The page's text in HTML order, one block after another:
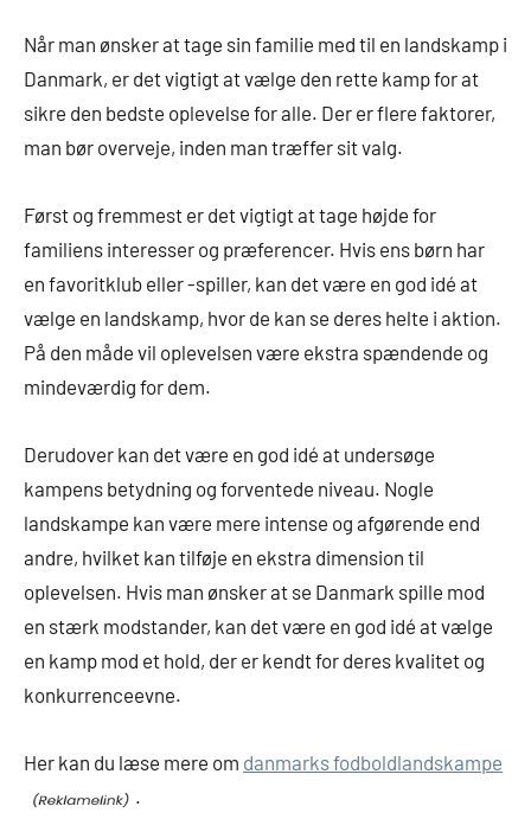
Når man ønsker at tage sin familie med til en landskamp i
Danmark, er det vigtigt at vælge den rette kamp for at
sikre den bedste oplevelse for alle. Der er flere faktorer,
man bør overveje, inden man træffer sit valg.
Først og fremmest er det vigtigt at tage højde for
familiens interesser og præferencer. Hvis ens børn har
en favoritklub eller -spiller, kan det være en god idé at
vælge en landskamp, hvor de kan se deres helte i aktion.
På den måde vil oplevelsen være ekstra spændende og
mindeværdig for dem.
Derudover kan det være en god idé at undersøge
kampens betydning og forventede niveau. Nogle
landskampe kan være mere intense og afgørende end
andre, hvilket kan tilføje en ekstra dimension til
oplevelsen. Hvis man ønsker at se Danmark spille mod
en stærk modstander, kan det være en god idé at vælge
en kamp mod et hold, der er kendt for deres kvalitet og
konkurrenceevne.
Her kan du læse mere om danmarks fodboldlandskampe
.